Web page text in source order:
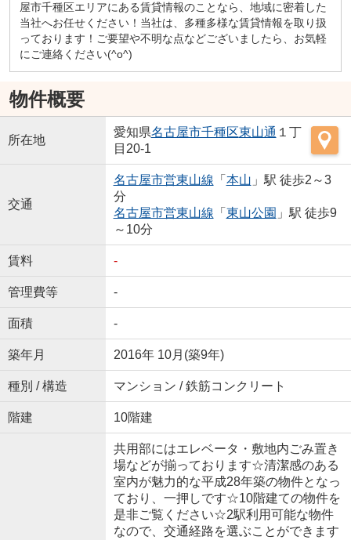
屋市千種区エリアにある賃貸情報のことなら、地域に密着した
当社へお任せください！当社は、多種多様な賃貸情報を取り扱
っております！ご要望や不明な点などございましたら、お気軽
にご連絡ください(^o^)
物件概要
所在地
愛知県名古屋市千種区東山通 １丁
目20-1
交通
名古屋市営東山線 「 本山 」駅 徒歩2～3
分
名古屋市営東山線 「 東山公園 」駅 徒歩9
～10分
賃料 -
管理費等 -
面積 -
築年月 2016年 10月(築9年)
種別 / 構造 マンション / 鉄筋コンクリート
階建 10階建
共用部にはエレベータ・敷地内ごみ置き
場などが揃っております☆清潔感のある
室内が魅力的な平成28年築の物件となっ
ており、一押しです☆10階建ての物件を
是非ご覧ください☆2駅利用可能な物件
なので、交通経路を選ぶことができます